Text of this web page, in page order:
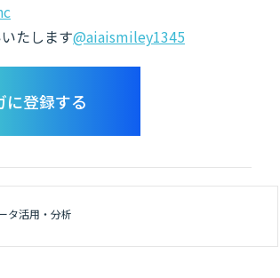
たします@aiaismiley1345
に登録する
タ活用・分析